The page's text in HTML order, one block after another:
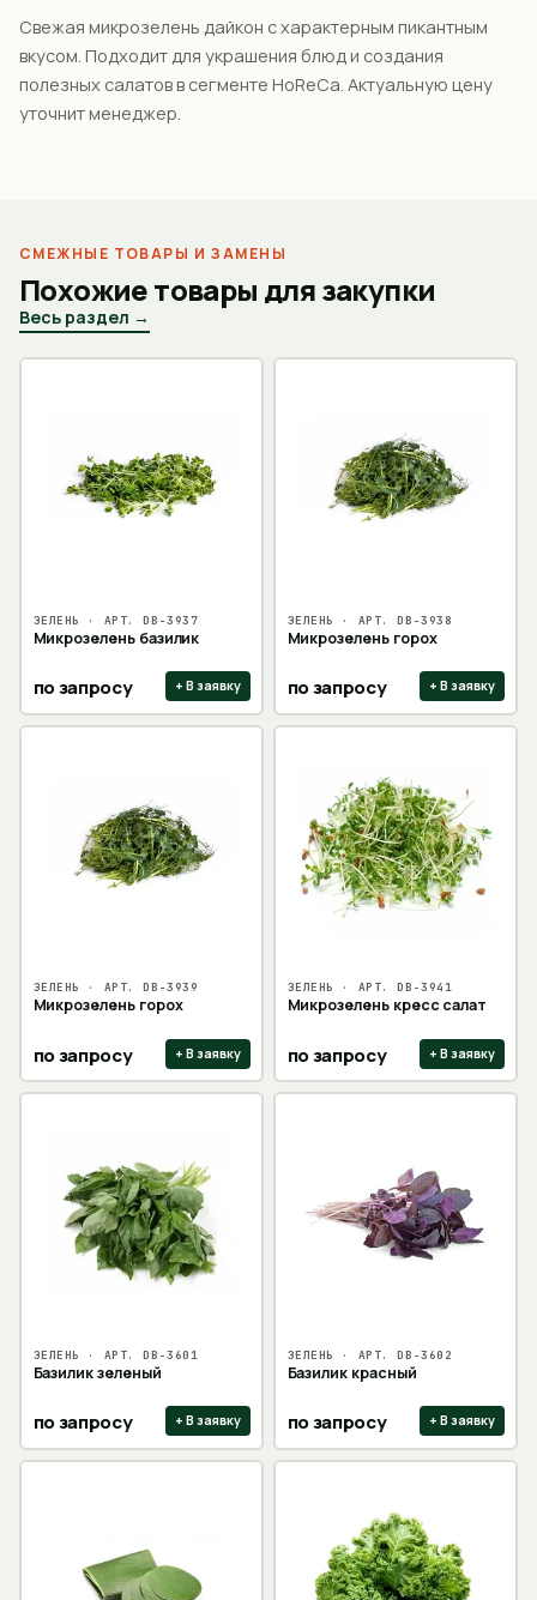
Свежая микрозелень дайкон с характерным пикантным
вкусом. Подходит для украшения блюд и создания
полезных салатов в сегменте HoReCa. Актуальную цену
уточнит менеджер.
СМЕЖНЫЕ ТОВАРЫ И ЗАМЕНЫ
Похожие товары для закупки
Весь раздел →
ЗЕЛЕНЬ · АРТ.DB-3937
Микрозелень базилик
по запросу + В заявку
ЗЕЛЕНЬ · АРТ.DB-3938
Микрозелень горох
по запросу + В заявку
ЗЕЛЕНЬ · АРТ.DB-3939
Микрозелень горох
по запросу + В заявку
ЗЕЛЕНЬ · АРТ.DB-3941
Микрозелень кресс салат
по запросу + В заявку
ЗЕЛЕНЬ · АРТ.DB-3601
Базилик зеленый
по запросу + В заявку
ЗЕЛЕНЬ · АРТ.DB-3602
Базилик красный
по запросу + В заявку